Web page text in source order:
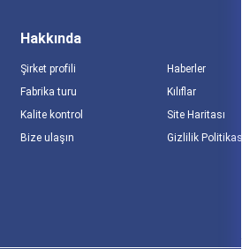
Hakkında
Şirket profili
Fabrika turu
Kalite kontrol
Bize ulaşın
Haberler
Kılıflar
Site Haritası
Gizlilik Politikası